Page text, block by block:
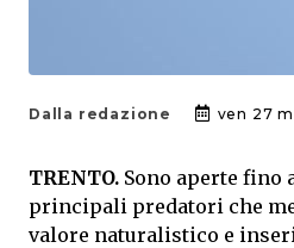
Dalla redazione ven 27
TRENTO. Sono aperte fino
principali predatori che
valore naturalistico e